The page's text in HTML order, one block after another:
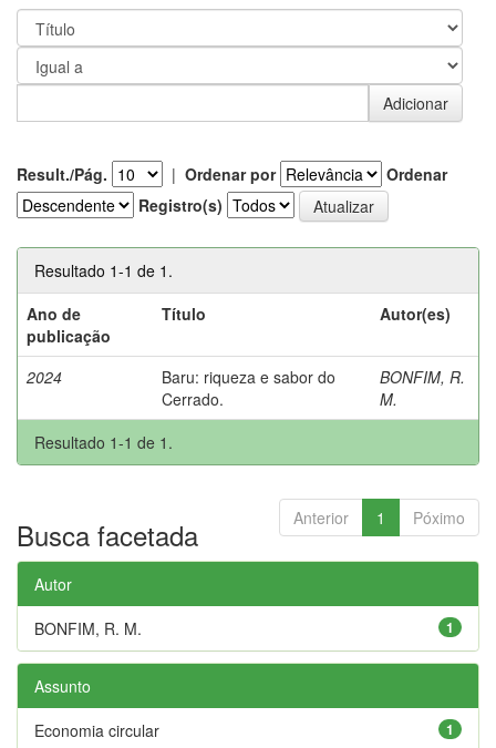
Result./Pág. | Ordenar por
Ordenar
Registro(s)
Resultado 1-1 de 1.
Ano de
publicação
Título Autor(es)
2024
Baru: riqueza e sabor do
Cerrado.
BONFIM, R.
M.
Resultado 1-1 de 1.
Anterior 1 Póximo
Busca facetada
Autor
1
BONFIM, R. M.
Assunto
1
Economia circular